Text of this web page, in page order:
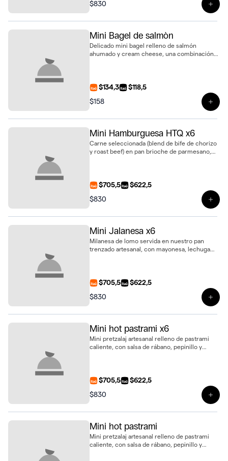
$830
Mini Bagel de salmòn
Delicado mini bagel relleno de salmón
ahumado y cream cheese, una combinación
$134,3
$118,5
$158
Ver
Mini Hamburguesa HTQ x6
Carne seleccionada (blend de bife de chorizo
y roast beef) en pan brioche de parmesano,
$705,5
$622,5
$830
Ver
Mini Jalanesa x6
Milanesa de lomo servida en nuestro pan
trenzado artesanal, con mayonesa, lechuga
$705,5
$622,5
$830
Ver
Mini hot pastrami x6
Mini pretzalaj artesanal relleno de pastrami
caliente, con salsa de rábano, pepinillo y
$705,5
$622,5
$830
Mini hot pastrami
Mini pretzalaj artesanal relleno de pastrami
caliente, con salsa de rábano, pepinillo y